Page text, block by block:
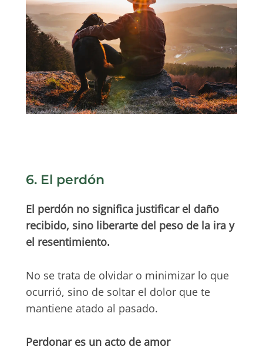
6. El perdón
El perdón no significa justificar el daño
recibido, sino liberarte del peso de la ira y
el resentimiento.
No se trata de olvidar o minimizar lo que
ocurrió, sino de soltar el dolor que te
mantiene atado al pasado.
Perdonar es un acto de amor